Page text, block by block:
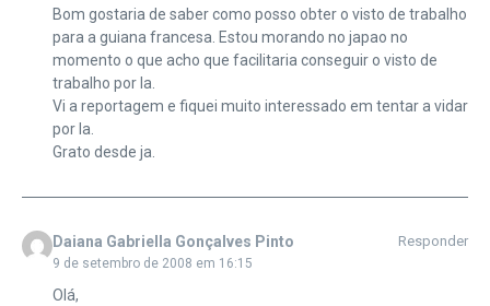
Bom gostaria de saber como posso obter o visto de trabalho
para a guiana francesa. Estou morando no japao no
momento o que acho que facilitaria conseguir o visto de
trabalho por la.
Vi a reportagem e fiquei muito interessado em tentar a vidar
por la.
Grato desde ja.
Daiana Gabriella Gonçalves Pinto
9 de setembro de 2008 em 16:15
Responder
Olá,